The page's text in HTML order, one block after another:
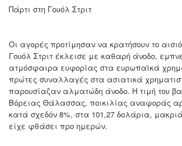
Πάρτι στη Γουόλ Στριτ
Οι αγορές προτίμησαν να κρατήσουν το
Γουόλ Στριτ έκλεισε με καθαρή άνοδο,
ατμόσφαιρα ευφορίας στα ευρωπαϊκά
πρώτες συναλλαγές στα ασιατικά
παρουσίαζαν αλματώδη άνοδο. Η τιμή του
Βόρειας Θάλασσας, ποικιλίας αναφοράς
κατά σχεδόν 8%, στα 101,27 δολάρια,
είχε φθάσει προ ημερών.